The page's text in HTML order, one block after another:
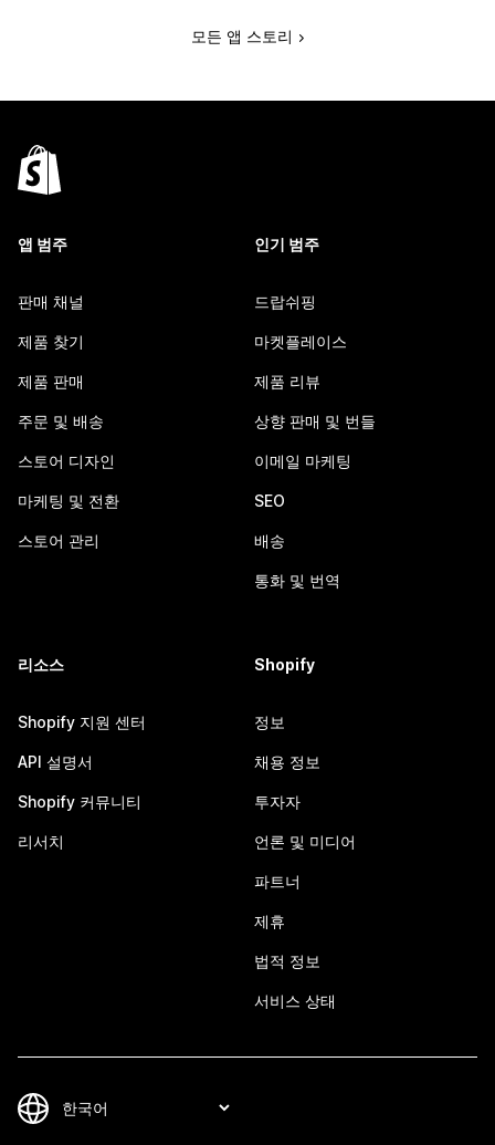
모든 앱 스토리
앱 범주
판매 채널
제품 찾기
제품 판매
주문 및 배송
스토어 디자인
마케팅 및 전환
스토어 관리
인기 범주
드랍쉬핑
마켓플레이스
제품 리뷰
상향 판매 및 번들
이메일 마케팅
SEO
배송
통화 및 번역
리소스
Shopify 지원 센터
API 설명서
Shopify 커뮤니티
리서치
Shopify
정보
채용 정보
투자자
언론 및 미디어
파트너
제휴
법적 정보
서비스 상태